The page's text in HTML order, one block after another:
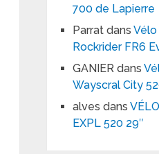
700 de Lapierre
Parrat dansVélo
Rockrider FR6
GANIER dans
Wayscral City
alves dans
EXPL 520 29″